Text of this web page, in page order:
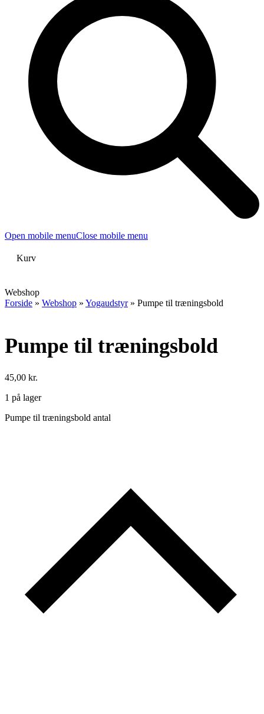
Open mobile menuClose mobile menu
Kurv
Webshop
Forside » Webshop » Yogaudstyr» Pumpe til træningsbold
Pumpe til træningsbold
45,00 kr.
1 på lager
Pumpe til træningsbold antal